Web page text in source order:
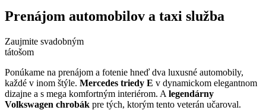
Prenájom automobilov a taxi služba
Zaujmite svadobným
tátošom
Ponúkame na prenájom a fotenie hneď dva luxusné automobily,
každé v inom štýle. Mercedes triedy E v dynamickom elegantnom
dizajne a s mega komfortným interiérom. A legendárny
Volkswagen chrobák pre tých, ktorým tento veterán učaroval.